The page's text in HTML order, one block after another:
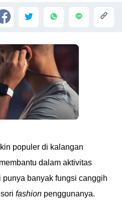
populer di kalangan
dalam aktivitas
banyak fungsi canggih
fashion penggunanya.